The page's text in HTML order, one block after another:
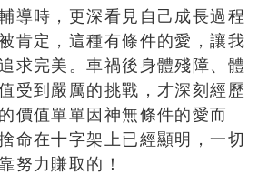
導時，更深看見自己成長過程
肯定，這種有條件的愛，讓我
求完美。車禍後身體殘障、體
受到嚴厲的挑戰，才深刻經歷
價值單單因神無條件的愛而
命在十字架上已經顯明，一切
努力賺取的！